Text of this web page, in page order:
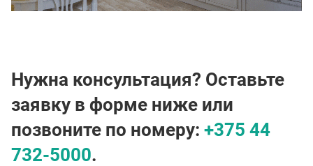
Нужна консультация? Оставьте
заявку в форме ниже или
позвоните по номеру: +375 44
732-5000.